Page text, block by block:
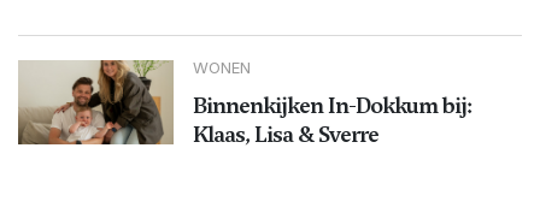
WONEN
Binnenkijken In-Dokkum bij:
Klaas, Lisa & Sverre